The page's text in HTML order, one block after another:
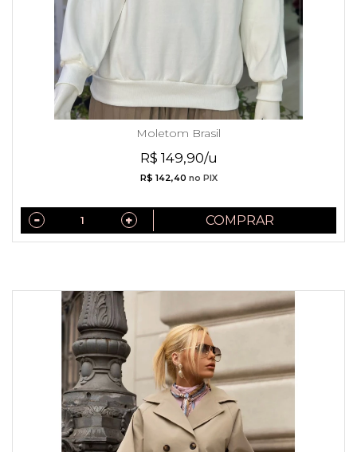
Moletom Brasil
R$ 149,90/u
R$ 142,40 no PIX
COMPRAR